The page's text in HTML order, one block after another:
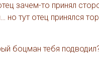
зачем-то принял
но тут отец принялся
боцман тебя